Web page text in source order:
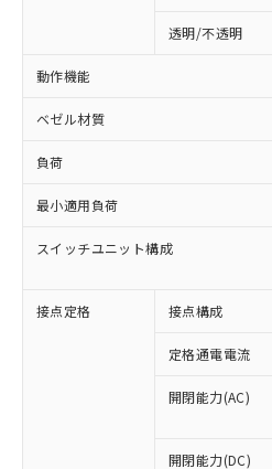
透明/不透明
動作機能
ベゼル材質
負荷
最小適用負荷
スイッチユニット構成
接点定格 接点構成
定格通電電流
開閉能力(AC)
開閉能力(DC)
ご利用条件
※1 対応状況
対応済み：EU RoHS
非含有に対応した製品
対応予定：EU RoHS指
有に対応した製品に切